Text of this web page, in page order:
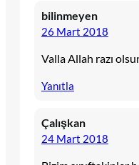
bilinmeyen
26 Mart 2018
Valla Allah razı
Yanıtla
Çalışkan
24 Mart 2018